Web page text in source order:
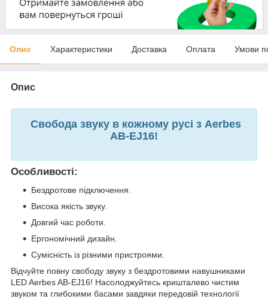
Опис Характеристики Доставка Оплата Умови
Опис
Свобода звуку в кожному русі з Aerbes
AB-EJ16!
Особливості:
Бездротове підключення.
Висока якість звуку.
Довгий час роботи.
Ергономічний дизайн.
Сумісність із різними пристроями.
Відчуйте повну свободу звуку з бездротовими навушниками
LED Aerbes AB-EJ16! Насолоджуйтесь кришталево чистим
звуком та глибокими басами завдяки передовій технології